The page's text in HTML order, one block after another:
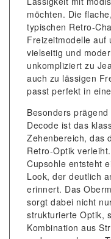
möchten. Die
typischen Retro-
Freizeitmodelle auf
vielseitig und
unkompliziert zu
auch zu lässigen
passt perfekt in
Besonders
Decode ist das
Zehenbereich, das
Retro-Optik
Cupsohle entsteht
Look, der deutlich
erinnert. Das
sorgt dabei nicht
strukturierte Optik,
Kombination aus